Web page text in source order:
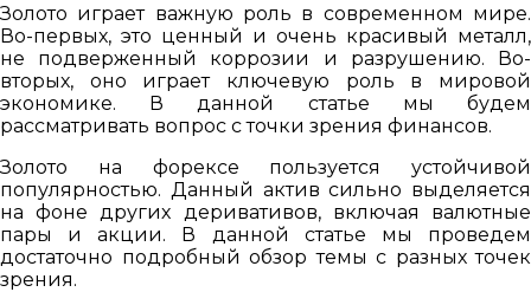
Золото играет важную роль в современном мире.
Во-первых, это ценный и очень красивый металл,
не подверженный коррозии и разрушению. Во-
вторых, оно играет ключевую роль в мировой
экономике. В данной статье мы будем
рассматривать вопрос с точки зрения финансов.
Золото на форексе пользуется устойчивой
популярностью. Данный актив сильно выделяется
на фоне других деривативов, включая валютные
пары и акции. В данной статье мы проведем
достаточно подробный обзор темы с разных точек
зрения.